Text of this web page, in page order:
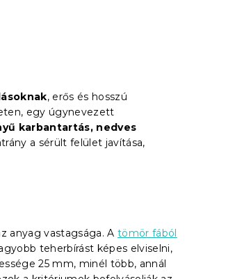
, erős és hosszú
egy úgynevezett
karbantartás, nedves
a sérült felület javítása,
anyag vastagsága. Atömör fából
teherbírást képes elviselni,
25 mm, minél több, annál